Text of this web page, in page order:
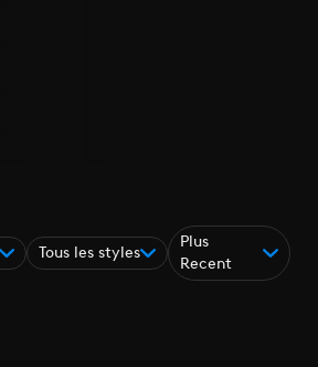
Tous les styles
Plus
Recent